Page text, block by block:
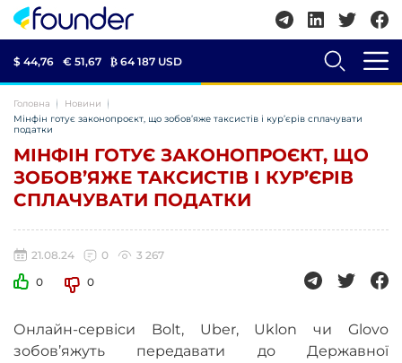
$ 44,76 € 51,67 ₿ 64 187 USD
Головна
Новини
Мінфін готує законопроєкт, що зобов’яже таксистів і кур’єрів сплачувати
податки
МІНФІН ГОТУЄ ЗАКОНОПРОЄКТ, ЩО
ЗОБОВ’ЯЖЕ ТАКСИСТІВ І КУР’ЄРІВ
СПЛАЧУВАТИ ПОДАТКИ
21.08.24 0
3 267
0
0
Онлайн-сервіси Bolt, Uber, Uklon чи Glovo
зобов’яжуть передавати до Державної